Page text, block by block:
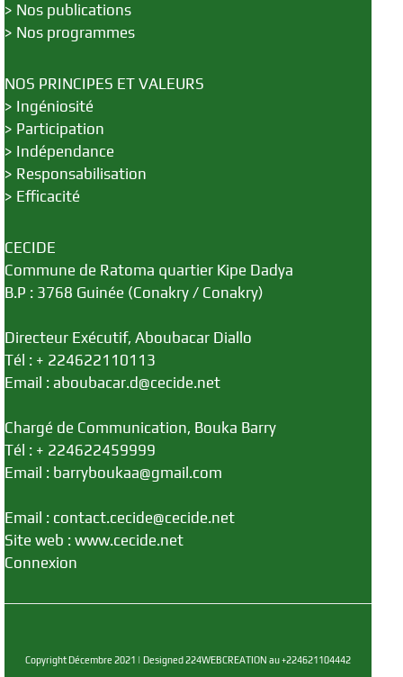
> Nos publications
> Nos programmes
NOS PRINCIPES ET VALEURS
> Ingéniosité
> Participation
> Indépendance
> Responsabilisation
> Efficacité
CECIDE
Commune de Ratoma quartier Kipe Dadya
B.P : 3768 Guinée (Conakry / Conakry)
Directeur Exécutif, Aboubacar Diallo
Tél : + 224622110113
Email : aboubacar.d@cecide.net
Chargé de Communication, Bouka Barry
Tél : + 224622459999
Email : barryboukaa@gmail.com
Email : contact.cecide@cecide.net
Site web : www.cecide.net
Connexion
Copyright Décembre 2021 | Designed 224WEBCREATION au +224621104442